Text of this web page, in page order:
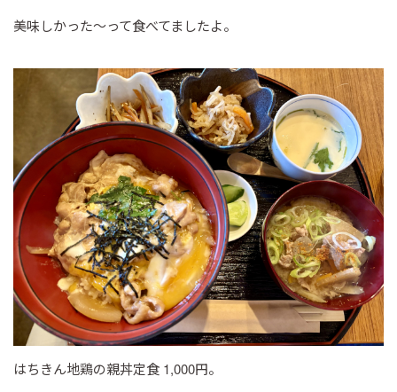
美味しかった～って食べてましたよ。
はちきん地鶏の親丼定食 1,000円。